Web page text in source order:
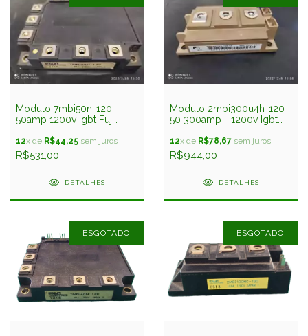
Modulo 7mbi50n-120
50amp 1200v Igbt Fuji
12x de R$44,25 sem juros
R$531,00
DETALHES
Modulo 2mbi300u4h-120-
50 300amp - 1200v Igbt
12x de R$78,67 sem juros
R$944,00
DETALHES
ESGOTADO ESGOTADO